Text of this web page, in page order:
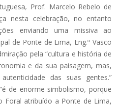
Prof. Marcelo Rebelo de
nesta celebração, no entanto
enviando uma missiva ao
de Ponte de Lima, Eng.º Vasco
pela “cultura e história de
e da sua paisagem, mas,
das suas gentes.”
de enorme simbolismo, porque
Foral atribuído a Ponte de Lima,